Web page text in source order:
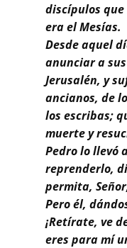
discípulos
era el Mesías.
Desde aquel
anunciar a
Jerusalén, y
ancianos, de
los escribas;
muerte y
Pedro lo llevó
reprenderlo,
permita,
Pero él,
¡Retírate, ve
eres para mí